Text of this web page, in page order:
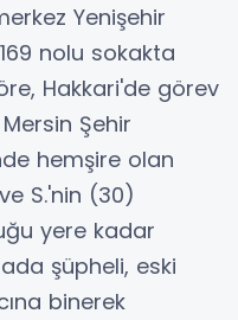
Yenişehir
nolu sokakta
Hakkari'de görev
Şehir
hemşire olan
S.'nin (30)
yere kadar
şüpheli, eski
binerek